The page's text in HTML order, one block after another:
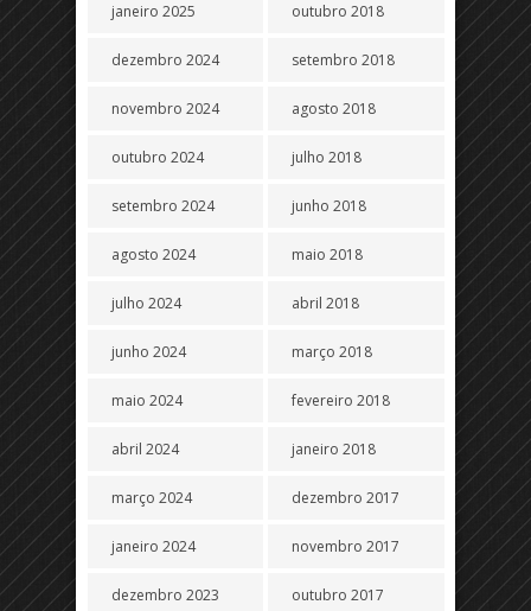
janeiro 2025
dezembro 2024
novembro 2024
outubro 2024
setembro 2024
agosto 2024
julho 2024
junho 2024
maio 2024
abril 2024
março 2024
janeiro 2024
dezembro 2023
outubro 2018
setembro 2018
agosto 2018
julho 2018
junho 2018
maio 2018
abril 2018
março 2018
fevereiro 2018
janeiro 2018
dezembro 2017
novembro 2017
outubro 2017